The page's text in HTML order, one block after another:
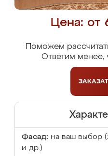
Цена: от
Поможем
Ответим менее,
Фасад: на ваш выбор
и др.)